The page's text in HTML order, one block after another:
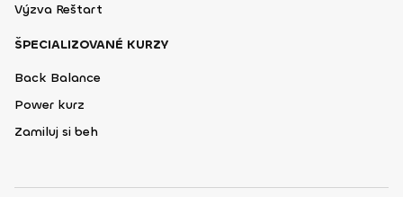
Výzva Reštart
ŠPECIALIZOVANÉ KURZY
Back Balance
Power kurz
Zamiluj si beh